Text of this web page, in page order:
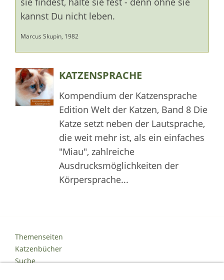
kannst Du nicht leben.
Marcus Skupin, 1982
KATZENSPRACHE
Kompendium der Katzensprache
Edition Welt der Katzen, Band 8 Die
Katze setzt neben der Lautsprache,
die weit mehr ist, als ein einfaches
"Miau", zahlreiche
Ausdrucksmöglichkeiten der
Körpersprache...
Themenseiten
Katzenbücher
Suche